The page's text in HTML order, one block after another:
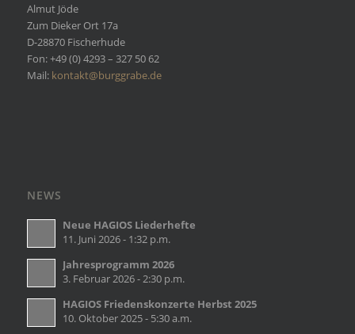
Almut Jöde
Zum Dieker Ort 17a
D-28870 Fischerhude
Fon: +49 (0) 4293 – 327 50 62
Mail: kontakt@burggrabe.de
NEWS
Neue HAGIOS Liederhefte
11. Juni 2026 - 1:32 p.m.
Jahresprogramm 2026
3. Februar 2026 - 2:30 p.m.
HAGIOS Friedenskonzerte Herbst 2025
10. Oktober 2025 - 5:30 a.m.